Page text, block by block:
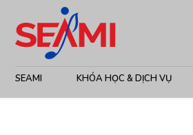
SEAMI KHÓA HỌC & DỊCH VỤ